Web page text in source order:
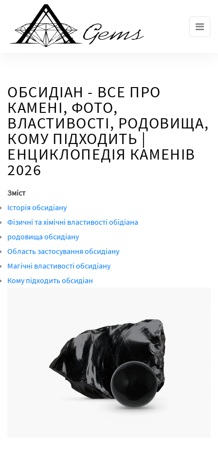
ОБСИДІАН - ВСЕ ПРО
КАМЕНІ, ФОТО,
ВЛАСТИВОСТІ, РОДОВИЩА,
КОМУ ПІДХОДИТЬ |
ЕНЦИКЛОПЕДІЯ КАМЕНІВ
2026
Зміст
Історія обсидіану
Фізичні та хімічні властивості обідіана
родовища обсидіану
Область застосування обсидіану
Магічні властивості обсидіану
Кому підходить обсидіан